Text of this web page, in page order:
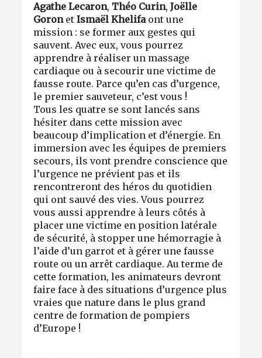
Agathe Lecaron, Théo Curin,Joëlle
GoronetIsmaël Khelifa ont une
mission : se former aux gestes qui
sauvent. Avec eux, vous pourrez
apprendre à réaliser un massage
cardiaque ou à secourir une victime de
fausse route. Parce qu’en cas d’urgence,
le premier sauveteur, c’est vous !
Tous les quatre se sont lancés sans
hésiter dans cette mission avec
beaucoup d’implication et d’énergie. En
immersion avec les équipes de premiers
secours, ils vont prendre conscience que
l’urgence ne prévient pas et ils
rencontreront des héros du quotidien
qui ont sauvé des vies. Vous pourrez
vous aussi apprendre à leurs côtés à
placer une victime en position latérale
de sécurité, à stopper une hémorragie à
l’aide d’un garrot et à gérer une fausse
route ou un arrêt cardiaque. Au terme de
cette formation, les animateurs devront
faire face à des situations d’urgence plus
vraies que nature dans le plus grand
centre de formation de pompiers
d’Europe !